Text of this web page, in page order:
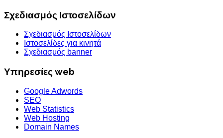
Σχεδιασμός Ιστοσελίδων
Σχεδιασμός Ιστοσελίδων
Ιστοσελίδες για κινητά
Σχεδιασμός banner
Υπηρεσίες web
Google Adwords
SEO
Web Statistics
Web Hosting
Domain Names